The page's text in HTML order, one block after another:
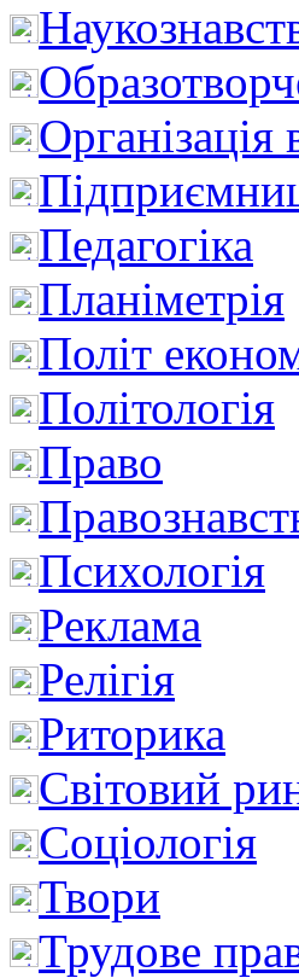
Педагогіка
Планіметрія
Політ
Політологія
Право
Психологія
Реклама
Релігія
Риторика
Світовий
Соціологія
Твори
Трудове